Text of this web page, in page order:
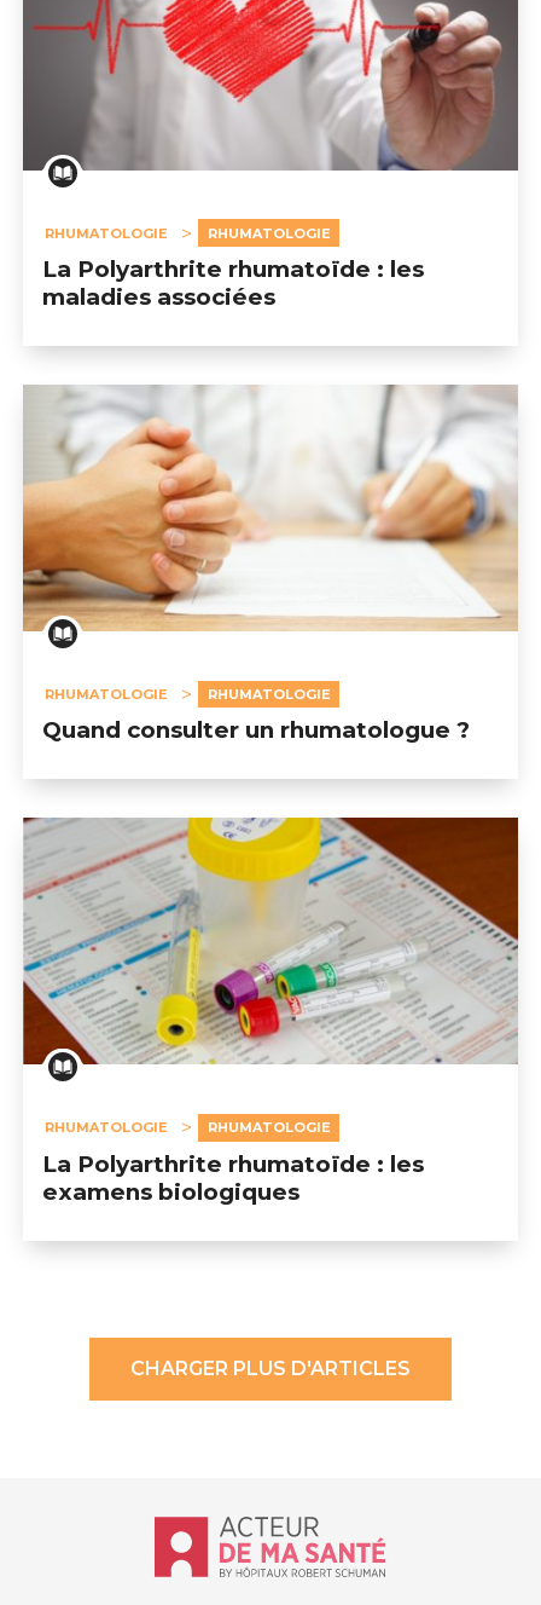
RHUMATOLOGIE RHUMATOLOGIE
La Polyarthrite rhumatoïde : les
maladies associées
RHUMATOLOGIE RHUMATOLOGIE
Quand consulter un rhumatologue ?
RHUMATOLOGIE RHUMATOLOGIE
La Polyarthrite rhumatoïde : les
examens biologiques
CHARGER PLUS D'ARTICLES
Accueil - Acteur de ma santé, by